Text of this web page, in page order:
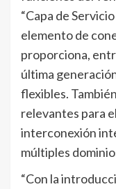
“Capa de
elemento de
proporciona,
última
flexibles.
relevantes para
interconexión
múltiples
“Con la